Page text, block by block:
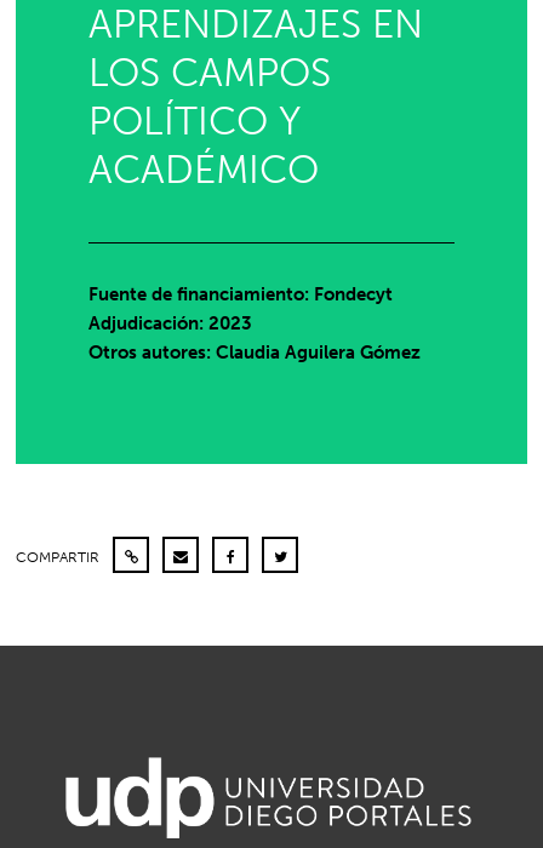
APRENDIZAJES EN
LOS CAMPOS
POLÍTICO Y
ACADÉMICO
Fuente de financiamiento: Fondecyt
Adjudicación: 2023
Otros autores: Claudia Aguilera Gómez
COMPARTIR